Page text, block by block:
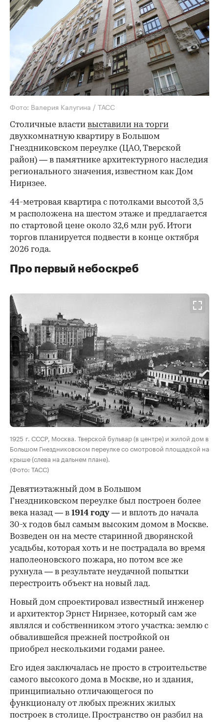
Фото: Валерия Калугина / ТАСС
Столичные власти выставили на торги
двухкомнатную квартиру в Большом
Гнездниковском переулке (ЦАО, Тверской
район) — в памятнике архитектурного наследия
регионального значения, известном как Дом
Нирнзее.
44-метровая квартира с потолками высотой 3,5
м расположена на шестом этаже и предлагается
по стартовой цене около 32,6 млн руб. Итоги
торгов планируется подвести в конце октября
2026 года.
Про первый небоскреб
00:00 / 00:00
1925 г. СССР, Москва. Тверской бульвар (в центре) и жилой дом в
Большом Гнездниковском переулке со смотровой площадкой на
крыше (слева на дальнем плане).
(Фото: ТАСС)
Девятиэтажный дом в Большом
Гнездниковском переулке был построен более
века назад — в 1914 году — и вплоть до начала
30-х годов был самым высоким домом в Москве.
Возведен он на месте старинной дворянской
усадьбы, которая хоть и не пострадала во время
наполеоновского пожара, но потом все же
рухнула — в результате неудачной попытки
перестроить объект на новый лад.
Новый дом спроектировал известный инженер
и архитектор Эрнст Нирнзее, который сам же
являлся и собственником этого участка: землю с
обвалившейся прежней постройкой он
приобрел несколькими годами ранее.
Его идея заключалась не просто в строительстве
самого высокого дома в Москве, но и здания,
принципиально отличающегося по
функционалу от любых прежних жилых
построек в столице. Пространство он разбил на